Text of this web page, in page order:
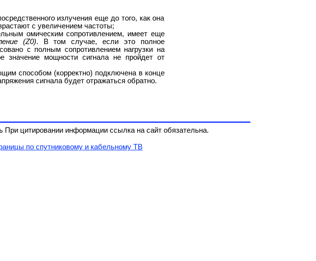
излучения еще до того, как она
с увеличением частоты;
омическим сопротивлением, имеет еще
(Z0). В том случае, если это полное
с полным сопротивлением нагрузки на
значение мощности сигнала не пройдет от
способом (корректно) подключена в конце
сигнала будет отражаться обратно.
цитировании информации ссылка на сайт обязательна.